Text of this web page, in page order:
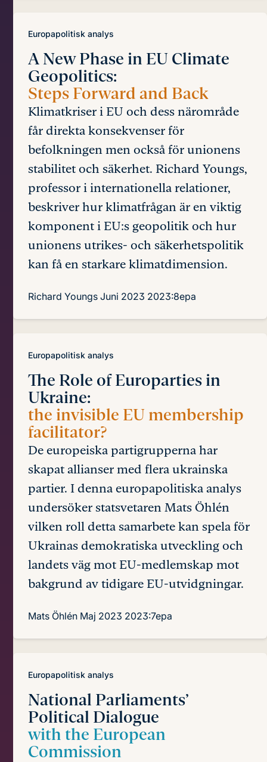
Europapolitisk analys
A New Phase in EU Climate
Geopolitics:
Steps Forward and Back
Klimatkriser i EU och dess närområde
får direkta konsekvenser för
befolkningen men också för unionens
stabilitet och säkerhet. Richard Youngs,
professor i internationella relationer,
beskriver hur klimatfrågan är en viktig
komponent i EU:s geopolitik och hur
unionens utrikes- och säkerhetspolitik
kan få en starkare klimatdimension.
Richard Youngs Juni 2023 2023:8epa
Europapolitisk analys
The Role of Europarties in
Ukraine:
the invisible EU membership
facilitator?
De europeiska partigrupperna har
skapat allianser med flera ukrainska
partier. I denna europapolitiska analys
undersöker statsvetaren Mats Öhlén
vilken roll detta samarbete kan spela för
Ukrainas demokratiska utveckling och
landets väg mot EU-medlemskap mot
bakgrund av tidigare EU-utvidgningar.
Mats Öhlén Maj 2023 2023:7epa
Europapolitisk analys
National Parliaments’
Political Dialogue
with the European
Commission